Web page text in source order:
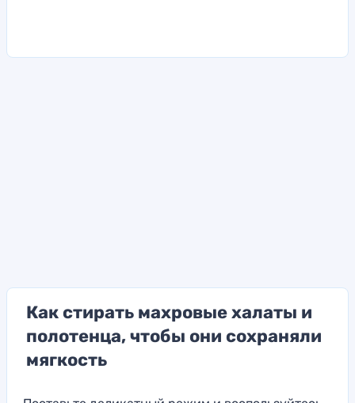
Как стирать махровые халаты и
полотенца, чтобы они сохраняли
мягкость